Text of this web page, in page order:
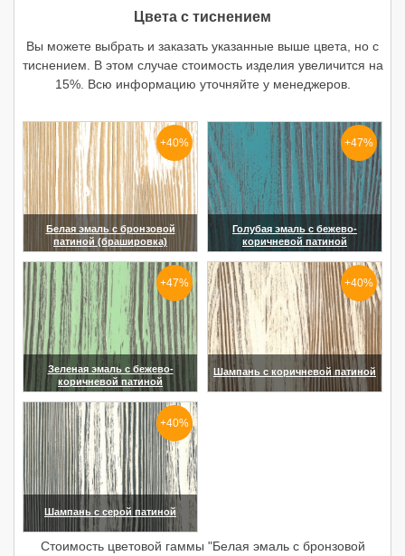
Цвета с тиснением
Вы можете выбрать и заказать указанные выше цвета, но с
тиснением. В этом случае стоимость изделия увеличится на
15%. Всю информацию уточняйте у менеджеров.
Белая эмаль с бронзовой
патиной (брашировка)
(увеличить)
+40%
Голубая эмаль с бежево-
коричневой патиной
(увеличить)
+47%
Зеленая эмаль с бежево-
коричневой патиной
(увеличить)
+47%
Шампань с коричневой патиной
+40%
Шампань с серой патиной
+40%
Стоимость цветовой гаммы "Белая эмаль с бронзовой